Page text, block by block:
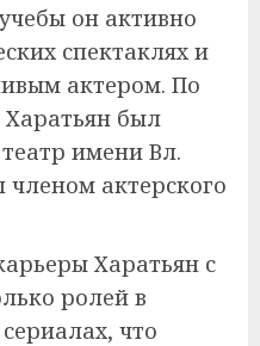
он активно
спектаклях и
актером. По
Харатьян был
имени Вл.
членом актерского
Харатьян с
ролей в
что